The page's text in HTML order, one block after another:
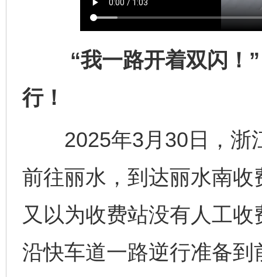
“我一路开着双闪！”
行！
2025年3月30日，浙
前往丽水，到达丽水南
又以为收费站没有人工
沿快车道一路逆行准备